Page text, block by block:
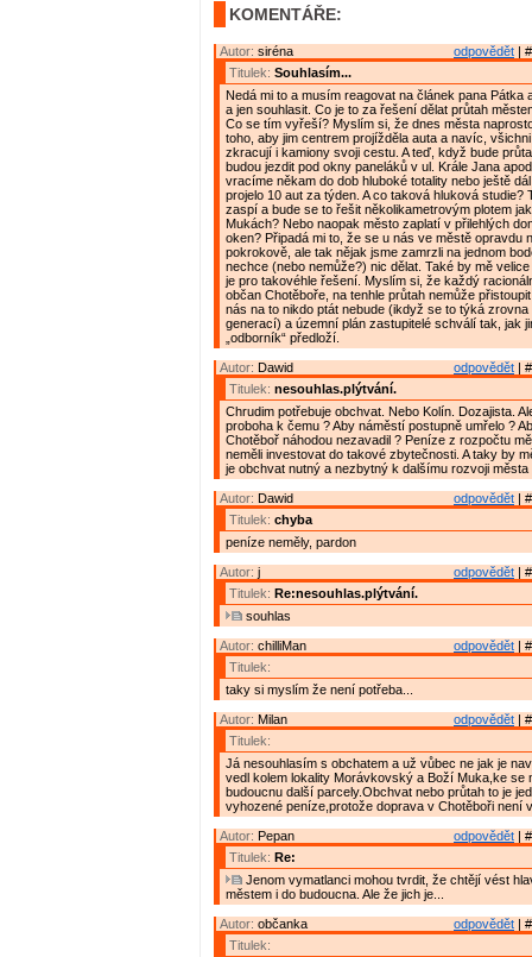
KOMENTÁŘE:
odpovědět |
Autor: siréna
Titulek: Souhlasím...
Nedá mi to a musím reagovat na článek pana Pátka
a jen souhlasit. Co je to za řešení dělat průtah
Co se tím vyřeší? Myslím si, že dnes města
toho, aby jim centrem projížděla auta a navíc,
zkracují i kamiony svoji cestu. A teď, když bude
budou jezdit pod okny paneláků v ul. Krále Jana
vracíme někam do dob hluboké totality nebo ještě
projelo 10 aut za týden. A co taková hluková studie?
zaspí a bude se to řešit několikametrovým plotem
Mukách? Nebo naopak město zaplatí v přilehlých
oken? Připadá mi to, že se u nás ve městě opravdu
pokrokově, ale tak nějak jsme zamrzli na jednom
nechce (nebo nemůže?) nic dělat. Také by mě
je pro takovéhle řešení. Myslím si, že každý
občan Chotěboře, na tenhle průtah nemůže
nás na to nikdo ptát nebude (ikdyž se to týká
generací) a územní plán zastupitelé schválí tak, jak
„odborník“ předloží.
odpovědět |
Autor: Dawid
Titulek: nesouhlas.plýtvání.
Chrudim potřebuje obchvat. Nebo Kolín. Dozajista.
proboha k čemu ? Aby náměstí postupně umřelo ?
Chotěboř náhodou nezavadil ? Peníze z rozpočtu
neměli investovat do takové zbytečnosti. A taky by
je obchvat nutný a nezbytný k dalšímu rozvoji města
odpovědět |
Autor: Dawid
Titulek: chyba
peníze neměly, pardon
odpovědět |
Autor: j
Titulek: Re:nesouhlas.plýtvání.
souhlas
odpovědět |
Autor: chilliMan
Titulek:
taky si myslím že není potřeba...
odpovědět |
Autor: Milan
Titulek:
Já nesouhlasím s obchatem a už vůbec ne jak je
vedl kolem lokality Morávkovský a Boží Muka,ke se
budoucnu další parcely.Obchvat nebo průtah to je
vyhozené peníze,protože doprava v Chotěboři není
odpovědět |
Autor: Pepan
Titulek: Re:
Jenom vymatlanci mohou tvrdit, že chtějí vést
městem i do budoucna. Ale že jich je...
odpovědět |
Autor: občanka
Titulek: